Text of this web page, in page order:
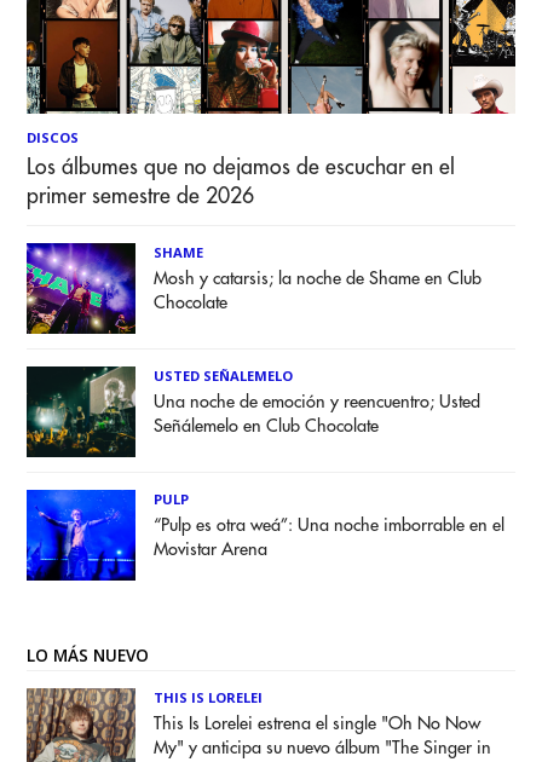
DISCOS
Los álbumes que no dejamos de escuchar en el
primer semestre de 2026
SHAME
Mosh y catarsis; la noche de Shame en Club
Chocolate
USTED SEÑALEMELO
Una noche de emoción y reencuentro; Usted
Señálemelo en Club Chocolate
PULP
“Pulp es otra weá”: Una noche imborrable en el
Movistar Arena
LO MÁS NUEVO
THIS IS LORELEI
This Is Lorelei estrena el single "Oh No Now
My" y anticipa su nuevo álbum "The Singer in